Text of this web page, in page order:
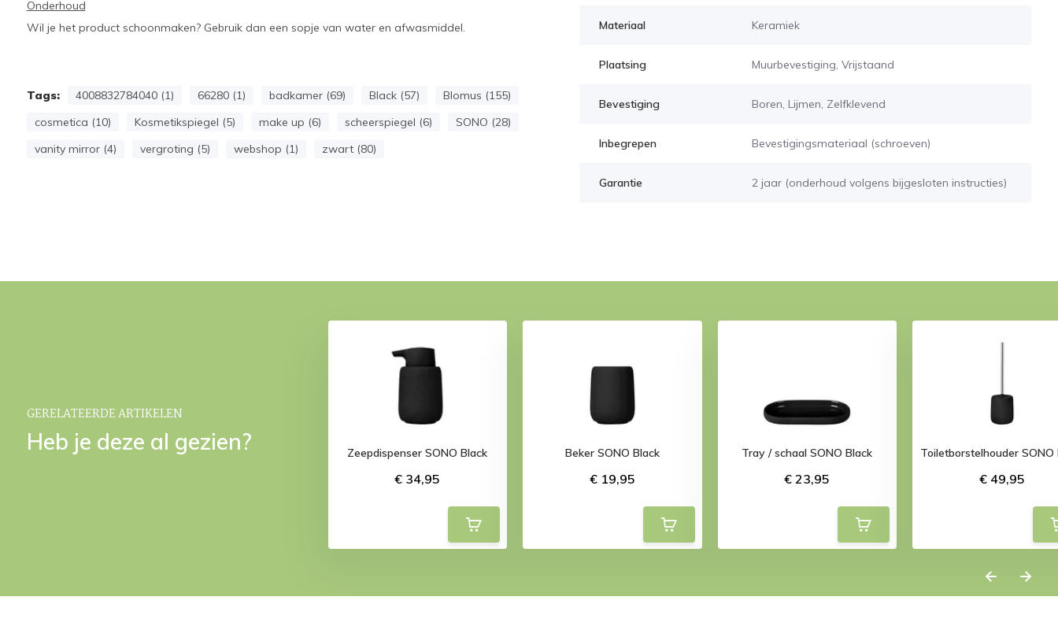
Onderhoud
Wil je het product schoonmaken? Gebruik dan een sopje van water en afwasmiddel.
Tags: 4008832784040 (1) 66280 (1) badkamer (69) Black (57)
Blomus (155)
cosmetica (10)
Kosmetikspiegel (5) make up (6) scheerspiegel (6)
SONO (28)
vanity mirror (4)
vergroting (5) webshop (1) zwart (80)
Materiaal Keramiek
Plaatsing Muurbevestiging, Vrijstaand
Bevestiging Boren, Lijmen, Zelfklevend
Inbegrepen Bevestigingsmateriaal (schroeven)
Garantie 2 jaar (onderhoud volgens bijgesloten instructies)
GERELATEERDE ARTIKELEN
Heb je deze al gezien? Zeepdispenser SONO Black
€ 34,95
Beker SONO Black
€ 19,95
Tray / schaal SONO Black
€ 23,95
Toiletborstelhouder SONO
€ 49,95